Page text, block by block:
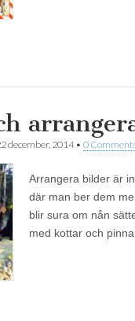
december, 2014• 0
Arrangera bilder är
där man ber dem
blir sura om nån
med kottar och